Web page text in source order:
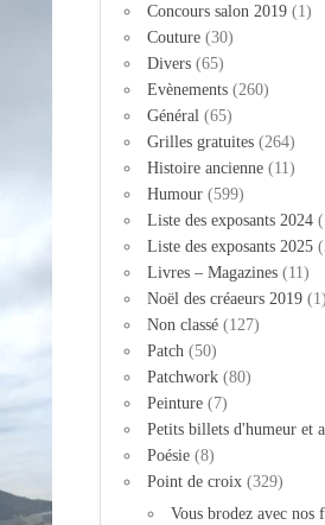
Concours salon 2019 (1)
Couture (30)
Divers (65)
Evènements (260)
Général (65)
Grilles gratuites (264)
Histoire ancienne (11)
Humour (599)
Liste des exposants 2024
Liste des exposants 2025
Livres – Magazines (11)
Noël des créaeurs 2019 (1)
Non classé (127)
Patch (50)
Patchwork (80)
Peinture (7)
Petits billets d'humeur et
Poésie (8)
Point de croix (329)
Vous brodez avec nos